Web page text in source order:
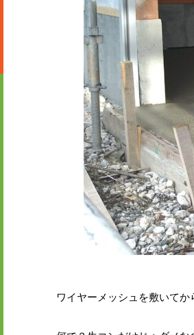
ワイヤーメッシュを敷いて